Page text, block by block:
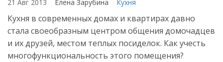
21 Авг 2013 Елена Зарубина Кухня
Кухня в современных домах и квартирах давно
стала своеобразным центром общения домочадцев
и их друзей, местом теплых посиделок. Как учесть
многофункциональность этого помещения?